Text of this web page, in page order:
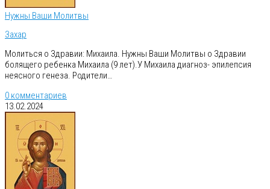
Нужны Ваши Молитвы
Захар
Молиться о Здравии: Михаила. Нужны Ваши Молитвы о Здравии
болящего ребенка Михаила (9 лет).У Михаила диагноз- эпилепсия
неясного генеза. Родители…
0 комментариев
13.02.2024